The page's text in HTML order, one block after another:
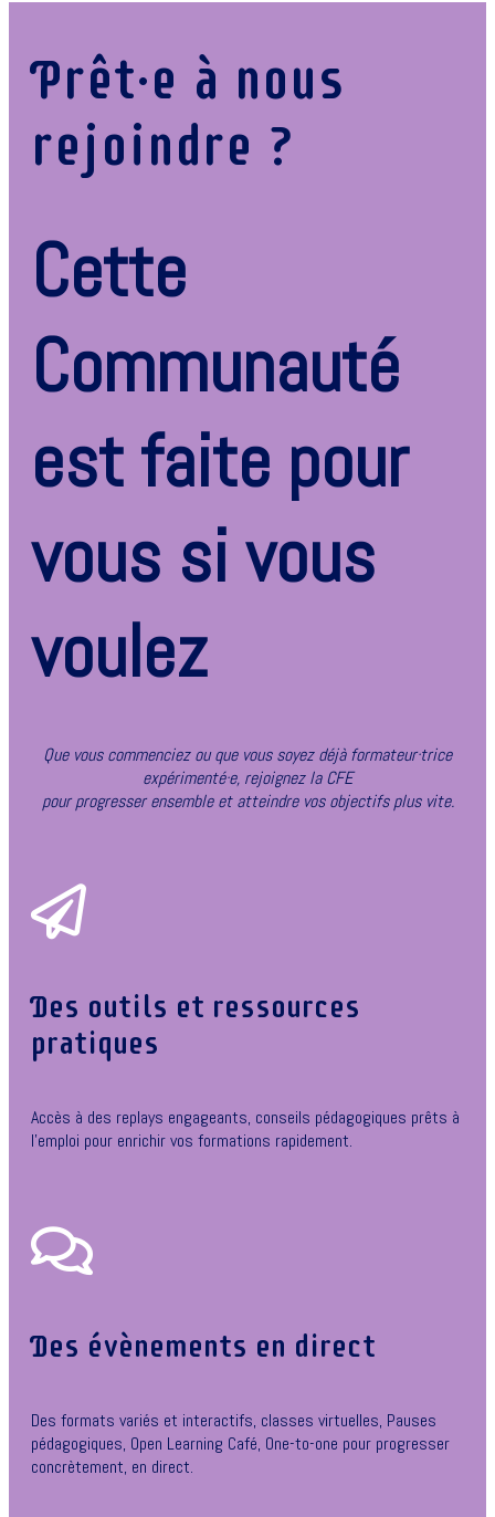
Prêt·e à nous
rejoindre ?
Cette
Communauté
est faite pour
vous si vous
voulez
Que vous commenciez ou que vous soyez déjà formateur·trice
expérimenté·e, rejoignez la CFE
pour progresser ensemble et atteindre vos objectifs plus vite.
Des outils et ressources
pratiques
Accès à des replays engageants, conseils pédagogiques prêts à
l’emploi pour enrichir vos formations rapidement.
Des évènements en direct
Des formats variés et interactifs, classes virtuelles, Pauses
pédagogiques, Open Learning Café, One-to-one pour progresser
concrètement, en direct.